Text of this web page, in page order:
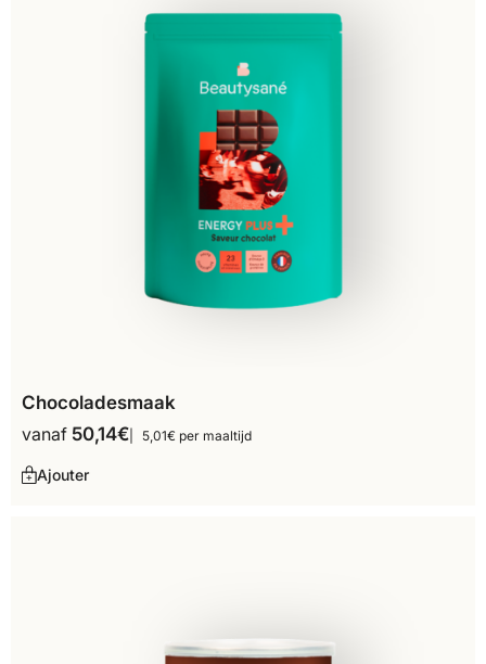
Chocoladesmaak
vanaf 50,14€ 5,01€ per maaltijd
Ajouter